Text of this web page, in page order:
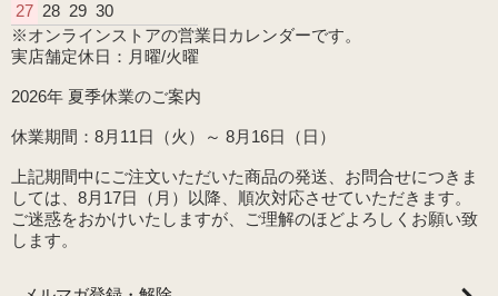
27 28 29 30
※オンラインストアの営業日カレンダーです。
実店舗定休日：月曜/火曜
2026年 夏季休業のご案内
休業期間：8月11日（火）～ 8月16日（日）
上記期間中にご注文いただいた商品の発送、お問合せにつきま
しては、8月17日（月）以降、順次対応させていただきます。
ご迷惑をおかけいたしますが、ご理解のほどよろしくお願い致
します。